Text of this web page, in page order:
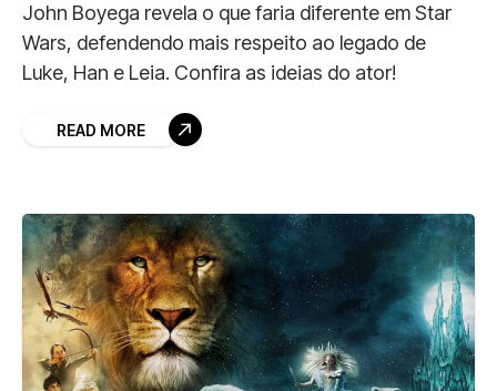
John Boyega revela o que faria diferente em Star
Wars, defendendo mais respeito ao legado de
Luke, Han e Leia. Confira as ideias do ator!
READ MORE